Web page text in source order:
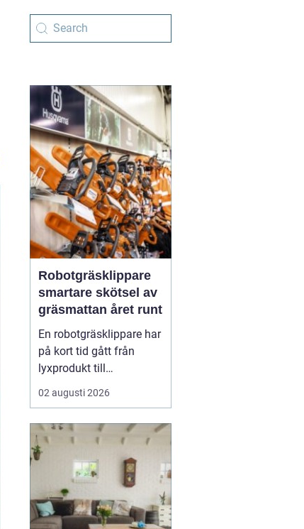
Robotgräsklippare
smartare skötsel av
gräsmattan året runt
En robotgräsklippare har
på kort tid gått från
lyxprodukt till
vardagsverktyg i många
trädgårdar. Allt fler ser
klipper gräset själv, ofta
och tyst, medan resten
av dagen kan ägnas åt
annat. För många
handlar valet inte bara
om...
02 augusti 2026